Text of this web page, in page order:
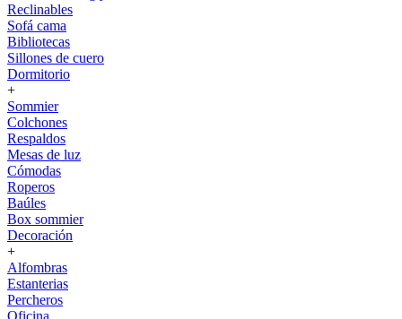
Reclinables
Sofá cama
Bibliotecas
Sillones de cuero
Dormitorio
+
Sommier
Colchones
Respaldos
Mesas de luz
Cómodas
Roperos
Baúles
Box sommier
Decoración
+
Alfombras
Estanterias
Percheros
Oficina